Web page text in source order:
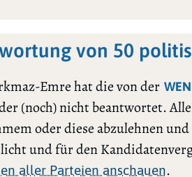
von 50
Emre hat die von der
(noch) nicht beantwortet.
oder diese abzulehnen
und für den
aller Parteien anschauen.